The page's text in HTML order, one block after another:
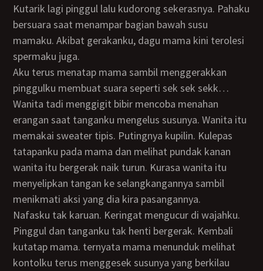
Kutarik lagi pinggul lalu kudorong sekerasnya. Pahaku
bersuara saat menampar bagian bawah susu
mamaku. Akibat gerakanku, dagu mama kini terolesi
spermaku juga.
Aku terus menatap mama sambil menggerakkan
pinggulku membuat suara seperti sek sek sekk…
Wanita tadi menggigit bibir mencoba menahan
erangan saat tanganku mengelus susunya. Wanita itu
memakai sweater tipis. Putingnya kupilin. Kulepas
tatapanku pada mama dan melihat pundak kanan
wanita itu bergerak naik turun. Kurasa wanita itu
menyelipkan tangan ke selangkangannya sambil
menikmati aksi yang dia kira pasangannya.
Nafasku tak karuan. Keringat mengucur di wajahku.
Pinggul dan tanganku tak henti bergerak. Kembali
kutatap mama. ternyata mama menunduk melihat
kontolku terus menggesek susunya yang berkilau